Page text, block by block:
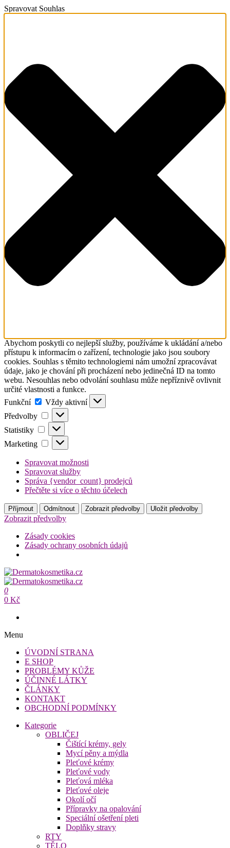
Spravovat Souhlas
Abychom poskytli co nejlepší služby, používáme k ukládání a/nebo
přístupu k informacím o zařízení, technologie jako jsou soubory
cookies. Souhlas s těmito technologiemi nám umožní zpracovávat
údaje, jako je chování při procházení nebo jedinečná ID na tomto
webu. Nesouhlas nebo odvolání souhlasu může nepříznivě ovlivnit
určité vlastnosti a funkce.
Funkční
Funkční
Vždy aktivní
Předvolby
Předvolby
Statistiky Statistiky
Marketing Marketing
Spravovat možnosti
Spravovat služby
Správa {vendor_count} prodejců
Přečtěte si více o těchto účelech
Příjmout Odmítnout Zobrazit předvolby Uložit předvolby
Zobrazit předvolby
Zásady cookies
Zásady ochrany osobních údajů
Přeskočit
na
obsah
Dermatokosmetika.cz
Dermatokosmetika.cz
0
0 Kč
Menu
ÚVODNÍ STRANA
E SHOP
PROBLÉMY KŮŽE
ÚČINNÉ LÁTKY
ČLÁNKY
KONTAKT
OBCHODNÍ PODMÍNKY
Kategorie
OBLIČEJ
Čištící krémy, gely
Mycí pěny a mýdla
Pleťové krémy
Pleťové vody
Pleťová mléka
Pleťové oleje
Okolí očí
Přípravky na opalování
Speciální ošetření pleti
Doplňky stravy
RTY
TĚLO